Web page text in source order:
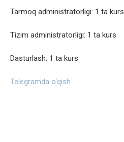
Tarmoq administratorligi: 1 ta kurs
Tizim administratorligi: 1 ta kurs
Dasturlash: 1 ta kurs
Telegramda o‘qish